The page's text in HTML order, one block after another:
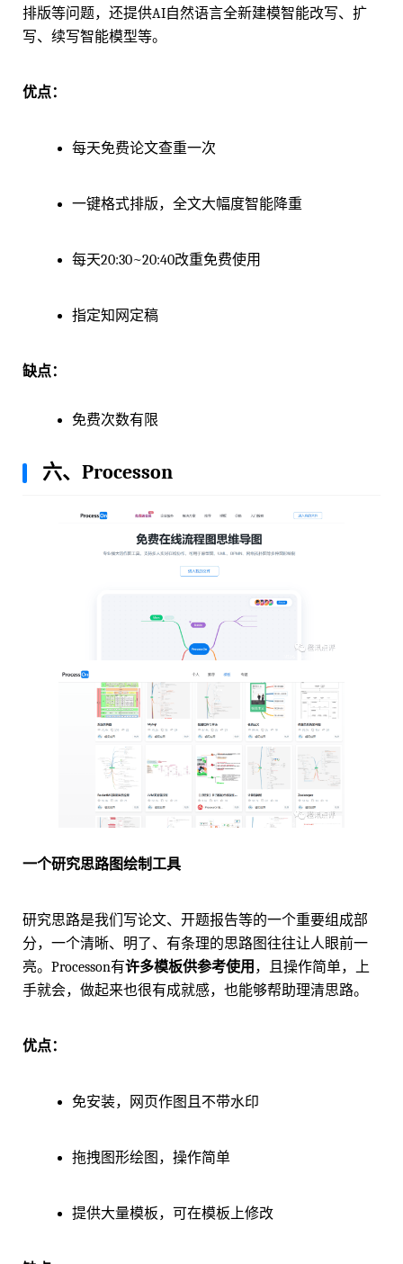
排版等问题，还提供AI自然语言全新建模智能改写、扩
写、续写智能模型等。
优点：
每天免费论文查重一次
一键格式排版，全文大幅度智能降重
每天20:30~20:40改重免费使用
指定知网定稿
缺点：
免费次数有限
六、Processon
一个研究思路图绘制工具
研究思路是我们写论文、开题报告等的一个重要组成部
分，一个清晰、明了、有条理的思路图往往让人眼前一
亮。Processon有许多模板供参考使用 ，且操作简单，上
手就会，做起来也很有成就感，也能够帮助理清思路。
优点：
免安装，网页作图且不带水印
拖拽图形绘图，操作简单
提供大量模板，可在模板上修改